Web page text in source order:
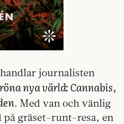
journalisten
nya värld: Cannabis,
. Med van och vänlig
på gräset-runt-resa, en